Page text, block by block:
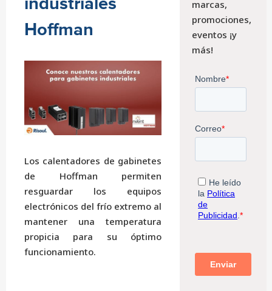
Hoffman
Los calentadores de gabinetes
de Hoffman permiten
resguardar los equipos
electrónicos del frío extremo al
mantener una temperatura
propicia para su óptimo
funcionamiento.
marcas,
promociones,
eventos ¡y
más!